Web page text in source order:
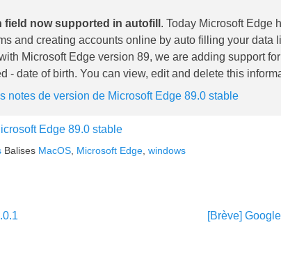
field now supported in autofill . Today Microsoft Edge
and creating accounts online by auto filling your data
Microsoft Edge version 89, we are adding support
- date of birth. You can view, edit and delete this
notes de version de Microsoft Edge 89.0 stable
Edge 89.0 stable
Balises MacOS Microsoft Edge windows
Article
[Brève]